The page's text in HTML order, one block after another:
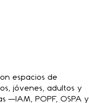
espacios de
jóvenes, adultos y
—IAM, POPF, OSPA y